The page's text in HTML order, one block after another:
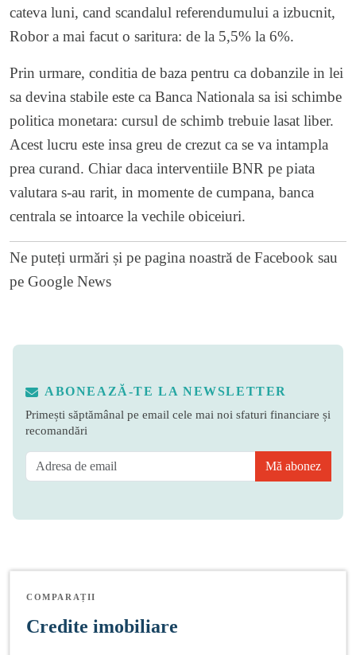
cateva luni, cand scandalul referendumului a izbucnit,
Robor a mai facut o saritura: de la 5,5% la 6%.
Prin urmare, conditia de baza pentru ca dobanzile in lei
sa devina stabile este ca Banca Nationala sa isi schimbe
politica monetara: cursul de schimb trebuie lasat liber.
Acest lucru este insa greu de crezut ca se va intampla
prea curand. Chiar daca interventiile BNR pe piata
valutara s-au rarit, in momente de cumpana, banca
centrala se intoarce la vechile obiceiuri.
Ne puteți urmări și pe pagina noastră de Facebook sau
pe Google News
ABONEAZĂ-TE LA NEWSLETTER
Primești săptămânal pe email cele mai noi sfaturi financiare și
recomandări
Mă abonez
COMPARAȚII
Credite imobiliare